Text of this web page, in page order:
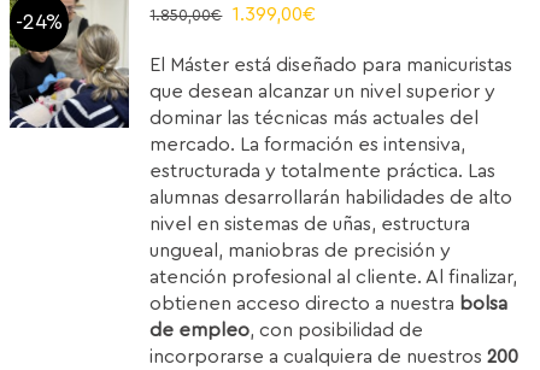
-24% 1.850,00€
El
original
era:
1.850,00€.
1.399,00€
actual
es:
1.399,00€.
El Máster está diseñado para manicuristas
que desean alcanzar un nivel superior y
dominar las técnicas más actuales del
mercado. La formación es intensiva,
estructurada y totalmente práctica. Las
alumnas desarrollarán habilidades de alto
nivel en sistemas de uñas, estructura
ungueal, maniobras de precisión y
atención profesional al cliente. Al finalizar,
obtienen acceso directo a nuestra bolsa
de empleo, con posibilidad de
incorporarse a cualquiera de nuestros200